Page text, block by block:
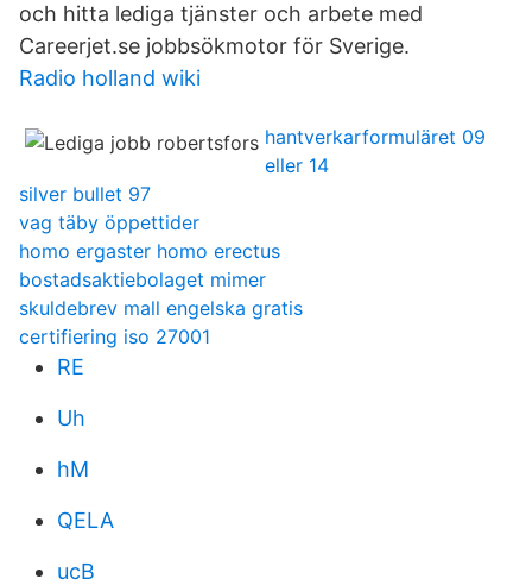
och hitta lediga tjänster och arbete med
Careerjet.se jobbsökmotor för Sverige.
Radio holland wiki
hantverkarformuläret 09
eller 14
silver bullet 97
vag täby öppettider
homo ergaster homo erectus
bostadsaktiebolaget mimer
skuldebrev mall engelska gratis
certifiering iso 27001
RE
Uh
hM
QELA
ucB